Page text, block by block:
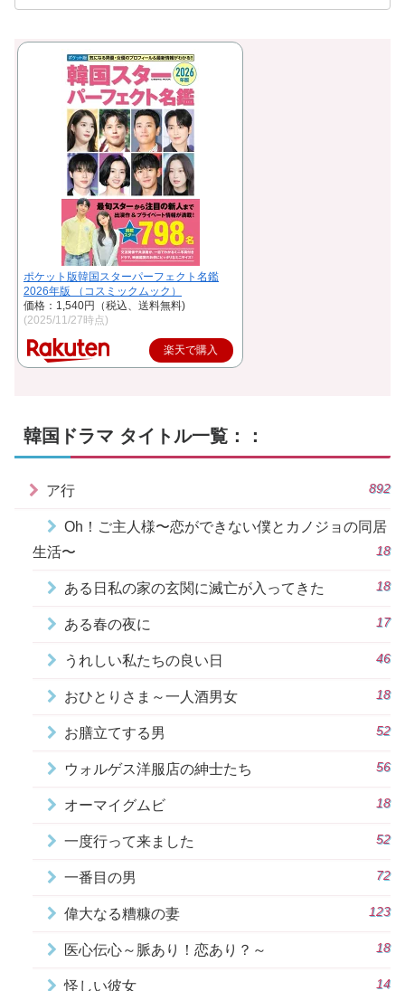
ポケット版韓国スターパーフェクト名鑑
2026年版 （コスミックムック）
価格：1,540円（税込、送料無料)
(2025/11/27時点)
楽天で購入
韓国ドラマ タイトル一覧：：
ア行 892
Oh！ご主人様〜恋ができない僕とカノジョの同居
生活〜
18
ある日私の家の玄関に滅亡が入ってきた 18
ある春の夜に 17
うれしい私たちの良い日 46
おひとりさま～一人酒男女 18
お膳立てする男 52
ウォルゲス洋服店の紳士たち 56
オーマイグムビ 18
一度行って来ました 52
一番目の男 72
偉大なる糟糠の妻 123
医心伝心～脈あり！恋あり？～ 18
怪しい彼女 14